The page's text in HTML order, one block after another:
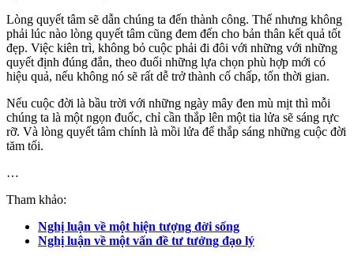
Lòng quyết tâm sẽ dẫn chúng ta đến thành công. Thế nhưng không
phải lúc nào lòng quyết tâm cũng đem đến cho bản thân kết quả tốt
đẹp. Việc kiên trì, không bỏ cuộc phải đi đôi với những với những
quyết định đúng đắn, theo đuổi những lựa chọn phù hợp mới có
hiệu quả, nếu không nó sẽ rất dễ trở thành cố chấp, tốn thời gian.
Nếu cuộc đời là bầu trời với những ngày mây đen mù mịt thì mỗi
chúng ta là một ngọn đuốc, chỉ cần thắp lên một tia lửa sẽ sáng rực
rỡ. Và lòng quyết tâm chính là mồi lửa để thắp sáng những cuộc đời
tăm tối.
…
Tham khảo:
Nghị luận về một hiện tượng đời sống
Nghị luận về một vấn đề tư tưởng đạo lý